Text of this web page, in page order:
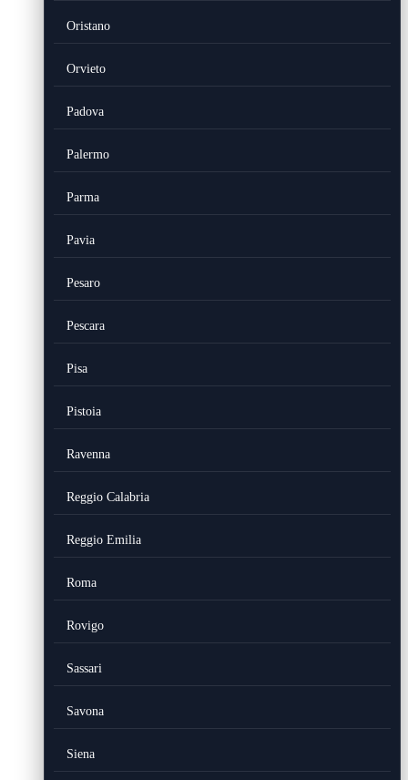
Oristano
Orvieto
Padova
Palermo
Parma
Pavia
Pesaro
Pescara
Pisa
Pistoia
Ravenna
Reggio Calabria
Reggio Emilia
Roma
Rovigo
Sassari
Savona
Siena